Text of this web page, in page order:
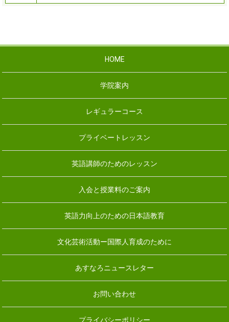
HOME
学院案内
レギュラーコース
プライベートレッスン
英語講師のためのレッスン
入会と授業料のご案内
英語力向上のための日本語教育
文化芸術活動ー国際人育成のために
あすなろニュースレター
お問い合わせ
プライバシーポリシー